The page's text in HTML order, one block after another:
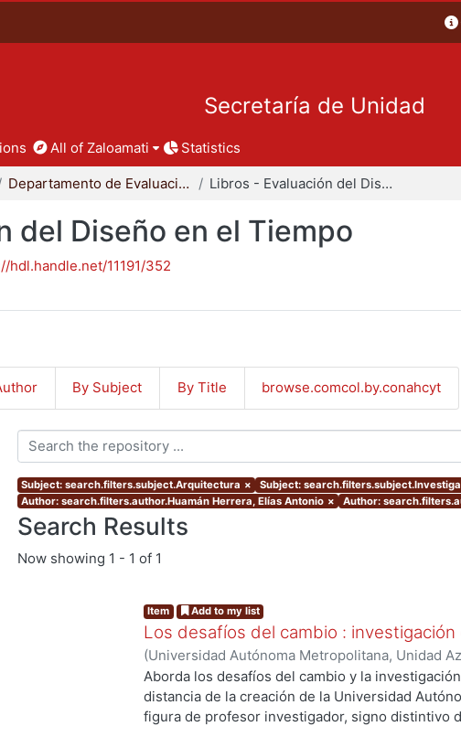
Secretaría de Unidad
All of Zaloamati Statistics
Departamento de Evaluación del Diseño en el Tiempo Libros - Evaluación del Diseño en el Tiempo
del Diseño en el Tiempo
hdl.handle.net/11191/352
By Subject By Title browse.comcol.by.conahcyt
Subject: search.filters.subject.Arquitectura × Subject:
Author: search.filters.author.Huamán Herrera, Elías Antonio × Author:
Search Results
Now showing 1 - 1 of 1
Item Add to my list
Los desafíos del cambio : investigación
(Universidad Autónoma Metropolitana, Unidad
Artes para el Diseño, Departamento de
12)Córdoba Flores, Consuelo;Huamán Herrera,
Ana;Morales Moreno, Jorge;Redondo Gómez,
Aborda los desafíos del cambio y la
distancia de la creación de la Universidad
figura de profesor investigador, signo distintivo